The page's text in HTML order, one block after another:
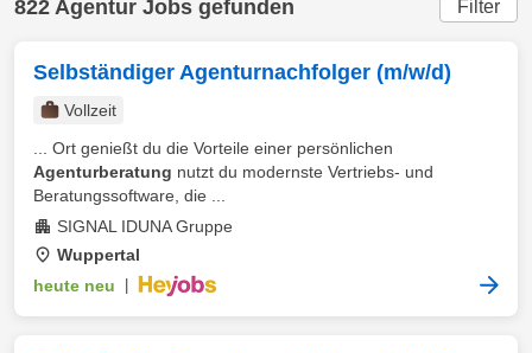
822 Agentur Jobs gefunden Filter
Selbständiger Agenturnachfolger (m/w/d)
Vollzeit
... Ort genießt du die Vorteile einer persönlichen
Agenturberatung nutzt du modernste Vertriebs- und
Beratungssoftware, die ...
SIGNAL IDUNA Gruppe
Wuppertal
heute neu